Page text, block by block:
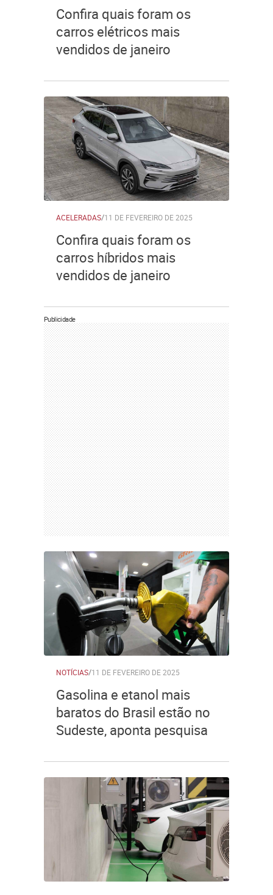
Confira quais foram os
carros elétricos mais
vendidos de janeiro
ACELERADAS/11 DE FEVEREIRO DE 2025
Confira quais foram os
carros híbridos mais
vendidos de janeiro
Publicidade
NOTÍCIAS/11 DE FEVEREIRO DE 2025
Gasolina e etanol mais
baratos do Brasil estão no
Sudeste, aponta pesquisa